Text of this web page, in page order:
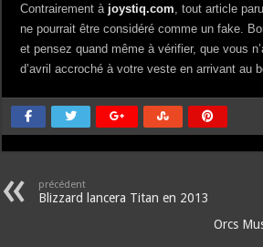
Contrairement à joystiq.com, tout article
ne pourrait être considéré comme un fake.
et pensez quand même à vérifier, que vous
d’avril accroché à votre veste en arrivant au
précédent
Blizzard lancera Titan en 2013
Orcs